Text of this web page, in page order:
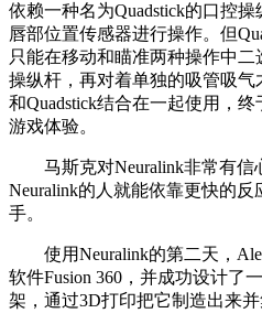
依赖一种名为Quadstick的口控
唇部位置传感器进行操作。但
只能在移动和瞄准两种操作中
操纵杆，再对着单独的吸管吸气
和Quadstick结合在一起使用，
游戏体验。
马斯克对Neuralink非常有信
Neuralink的人就能依靠更快的
手。
使用Neuralink的第二天，
软件Fusion 360，并成功设计了
架，通过3D打印把它制造出来并